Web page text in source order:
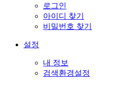
로그인
아이디 찾기
비밀번호 찾기
설정
내 정보
검색환경설정